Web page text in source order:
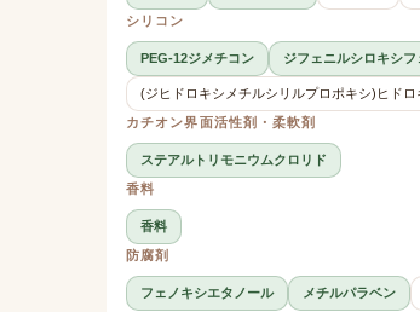
シリコン
PEG-12ジメチコン ジフェニルシロキシ
(ジヒドロキシメチルシリルプロポキシ)ヒド
カチオン界面活性剤・柔軟剤
ステアルトリモニウムクロリド
香料
香料
防腐剤
フェノキシエタノール メチルパラベン